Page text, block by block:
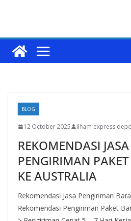
BLOG
12 October 2025 ilham express
REKOMENDASI JASA
PENGIRIMAN
KE AUSTRALIA
Rekomendasi Jasa Pengiriman
Rekomendasi Pengiriman Paket